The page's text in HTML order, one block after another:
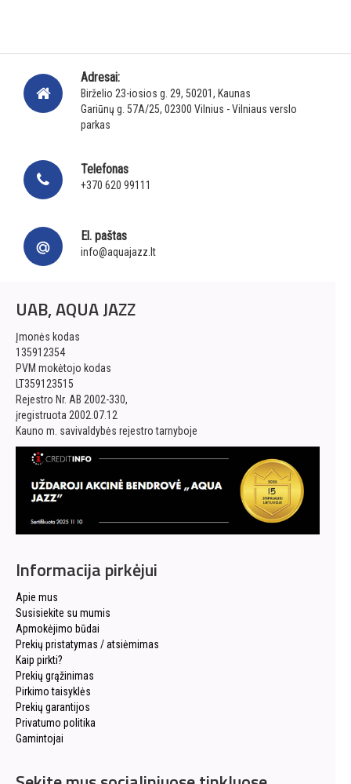
Adresai:
Birželio 23-iosios g. 29, 50201, Kaunas
Gariūnų g. 57A/25, 02300 Vilnius - Vilniaus verslo
parkas
Telefonas
+370 620 99111
El. paštas
info@aquajazz.lt
UAB, AQUA JAZZ
Įmonės kodas
135912354
PVM mokėtojo kodas
LT359123515
Rejestro Nr. AB 2002-330,
įregistruota 2002.07.12
Kauno m. savivaldybės rejestro tarnyboje
Informacija pirkėjui
Apie mus
Susisiekite su mumis
Apmokėjimo būdai
Prekių pristatymas / atsiėmimas
Kaip pirkti?
Prekių grąžinimas
Pirkimo taisyklės
Prekių garantijos
Privatumo politika
Gamintojai